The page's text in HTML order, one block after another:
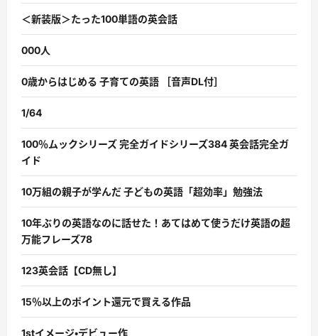
＜新装版＞たった100単語の英会話
000人
0歳からはじめる 子育ての英語 ［音声DL付］
1/64
100％ムックシリーズ 完全ガイドシリーズ384 英会話完全ガ
イド
10万組の親子が学んだ 子どもの英語「超効率」勉強法
10年ぶりの英語なのに話せた！あてはめて使うだけ英語の超
万能フレーズ78
123英会話【CD無し】
15％以上のポイント還元で買える作品
1stイメージ・デビュー作